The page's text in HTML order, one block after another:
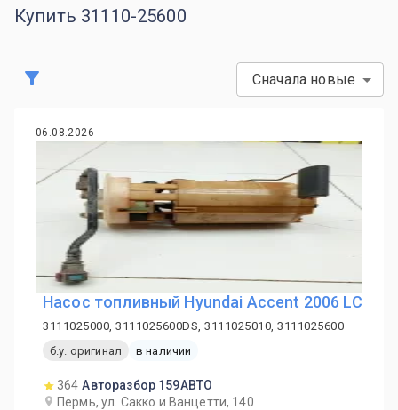
Купить 31110-25600
Сначала новые
06.08.2026
Насос топливный Hyundai Accent 2006 LC
3111025000, 3111025600DS, 3111025010, 3111025600
б.у. оригинал
в наличии
364 Авторазбор 159АВТО
Пермь, ул. Сакко и Ванцетти, 140